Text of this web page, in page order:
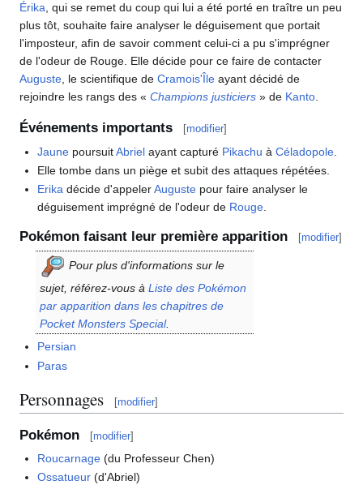
Érika , qui se remet du coup qui lui a été porté en traître un peu
plus tôt, souhaite faire analyser le déguisement que portait
l'imposteur, afin de savoir comment celui-ci a pu s'imprégner
de l'odeur de Rouge. Elle décide pour ce faire de contacter
Auguste , le scientifique de Cramois'Île ayant décidé de
rejoindre les rangs des « Champions justiciers » de Kanto
Événements importants [modifier]
Jaune poursuitAbriel ayant capturé Pikachu àCéladopole
Elle tombe dans un piège et subit des attaques répétées.
Erika décide d'appelerAuguste pour faire analyser le
déguisement imprégné de l'odeur de Rouge.
Pokémon faisant leur première apparition [modifier]
Pour plus d'informations sur le
sujet, référez-vous à Liste des Pokémon
par apparition dans les chapitres de
Pocket Monsters Special.
Persian
Paras
Personnages [modifier]
Pokémon [modifier]
Roucarnage (du Professeur Chen)
Ossatueur (d'Abriel)